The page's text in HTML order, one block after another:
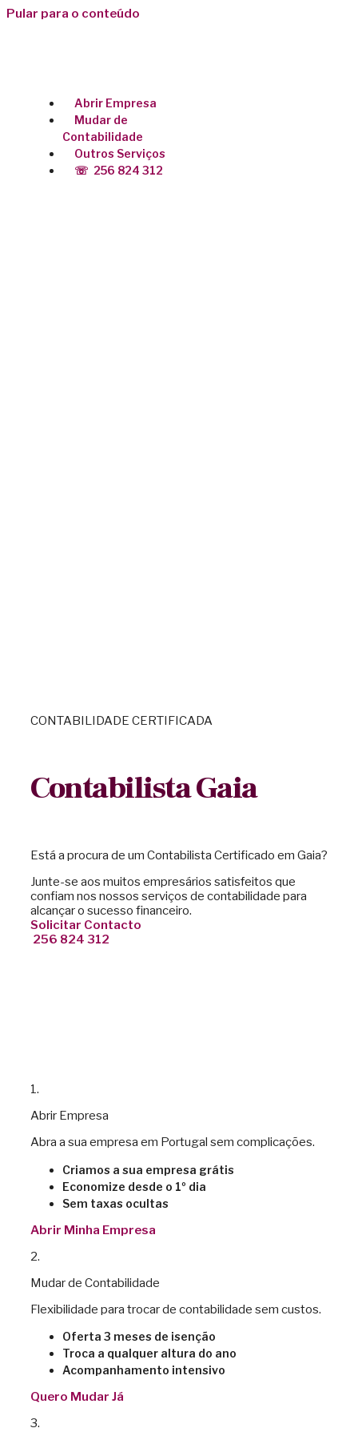
Pular para o conteúdo
Abrir Empresa
Mudar de
Contabilidade
Outros Serviços
☏ ‎ 256 824 312
CONTABILIDADE CERTIFICADA
Contabilista Gaia
Está a procura de um Contabilista Certificado em Gaia?
Junte-se aos muitos empresários satisfeitos que
confiam nos nossos serviços de contabilidade para
alcançar o sucesso financeiro.
Solicitar Contacto
256 824 312
1.
Abrir Empresa
Abra a sua empresa em Portugal sem complicações.
Criamos a sua empresa grátis
Economize desde o 1º dia
Sem taxas ocultas
Abrir Minha Empresa
2.
Mudar de Contabilidade
Flexibilidade para trocar de contabilidade sem custos.
Oferta 3 meses de isenção
Troca a qualquer altura do ano
Acompanhamento intensivo
Quero Mudar Já
3.